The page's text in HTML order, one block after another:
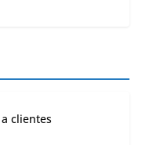
clientes